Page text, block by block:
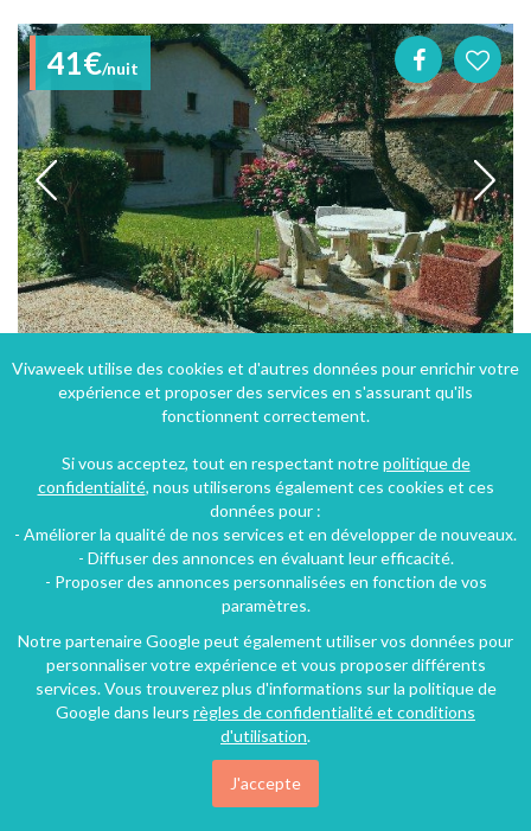
41€/nuit
Gîte
2 chambres 4 personnes
53€/nuit
Vivaweek utilise des cookies et d'autres données pour enrichir votre
expérience et proposer des services en s'assurant qu'ils
fonctionnent correctement.
Si vous acceptez, tout en respectant notrepolitique de
confidentialité, nous utiliserons également ces cookies et ces
données pour :
- Améliorer la qualité de nos services et en développer de nouveaux.
- Diffuser des annonces en évaluant leur efficacité.
- Proposer des annonces personnalisées en fonction de vos
paramètres.
Notre partenaire Google peut également utiliser vos données pour
personnaliser votre expérience et vous proposer différents
services. Vous trouverez plus d'informations sur la politique de
Google dans leurs règles de confidentialité et conditions
d'utilisation.
J'accepte